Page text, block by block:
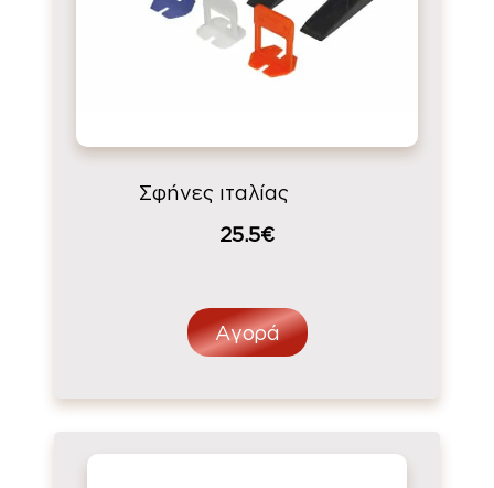
Σφήνες ιταλίας
25.5€
Αγορά